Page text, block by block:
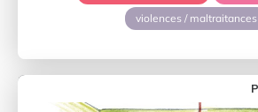
violences / maltraitances